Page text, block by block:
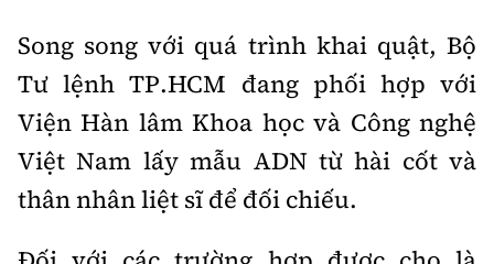
Song song với quá trình khai quật, Bộ
Tư lệnh TP.HCM đang phối hợp với
Viện Hàn lâm Khoa học và Công nghệ
Việt Nam lấy mẫu ADN từ hài cốt và
thân nhân liệt sĩ để đối chiếu.